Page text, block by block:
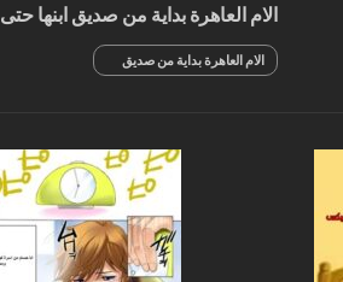
الام العاهرة بداية من صديق ابنها حتى
اصبحة نجمة افلام اباحية
الام العاهرة بداية من صديق
ابنها حتى اصبحة نجمة افلام